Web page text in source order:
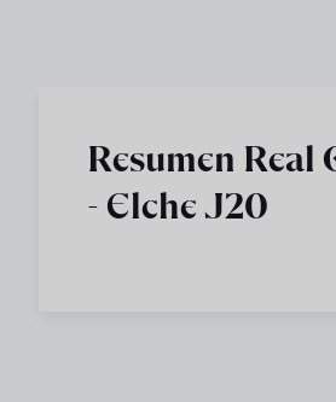
Resumen Real
- Elche J20